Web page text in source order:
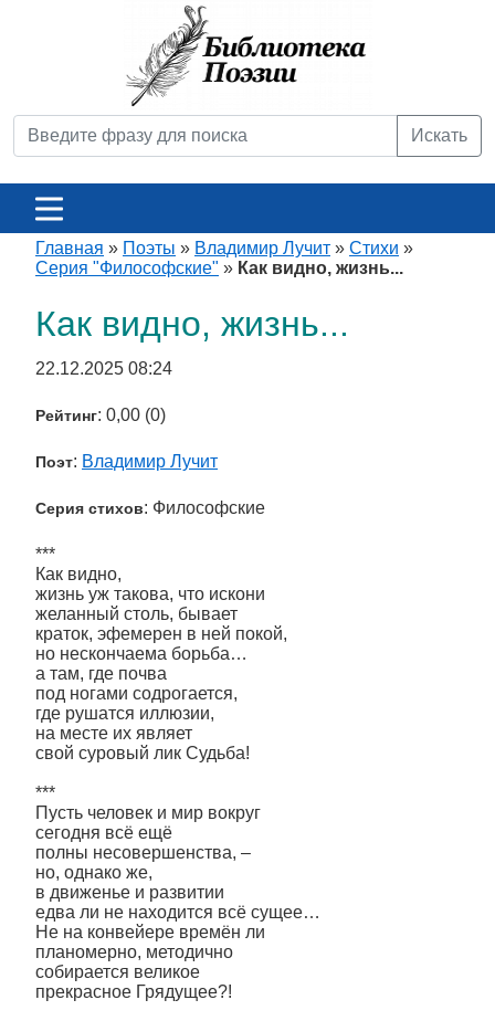
Искать
Главная » Поэты » Владимир Лучит » Стихи »
Серия "Философские" » Как видно, жизнь...
Как видно, жизнь...
22.12.2025 08:24
Рейтинг: 0,00 (0)
Поэт: Владимир Лучит
Серия стихов: Философские
***
Как видно,
жизнь уж такова, что искони
желанный столь, бывает
краток, эфемерен в ней покой,
но нескончаема борьба…
а там, где почва
под ногами содрогается,
где рушатся иллюзии,
на месте их являет
свой суровый лик Судьба!
***
Пусть человек и мир вокруг
сегодня всё ещё
полны несовершенства, –
но, однако же,
в движенье и развитии
едва ли не находится всё сущее…
Не на конвейере времён ли
планомерно, методично
собирается великое
прекрасное Грядущее?!